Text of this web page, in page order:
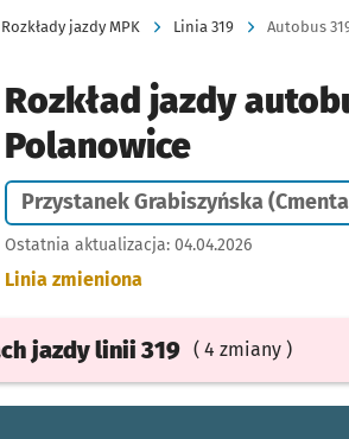
Rozkłady jazdy MPK Linia 319 Autobus
Rozkład jazdy
Polanowice
Przystanek Grabiszyńska
Ostatnia aktualizacja: 04.04.2026
Linia zmieniona
jazdylinii 319 ( 4 zmiany )